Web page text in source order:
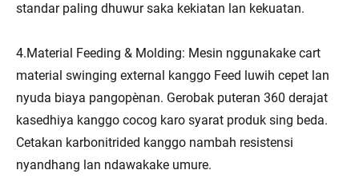
standar paling dhuwur saka kekiatan lan kekuatan.
4.Material Feeding & Molding: Mesin nggunakake cart
material swinging external kanggo Feed luwih cepet lan
nyuda biaya pangopènan. Gerobak puteran 360 derajat
kasedhiya kanggo cocog karo syarat produk sing beda.
Cetakan karbonitrided kanggo nambah resistensi
nyandhang lan ndawakake umure.